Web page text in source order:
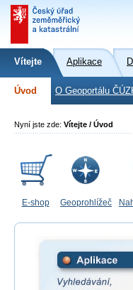
Vítejte Aplikace
Úvod O Geoportálu
Nyní jste zde: Vítejte / Úvod
E-shop Geoprohlížeč